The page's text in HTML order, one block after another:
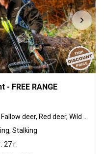
FREE RANGE
Stalking
27 г.